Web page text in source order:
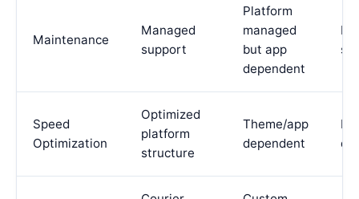
Maintenance
Managed
support
Platform
managed
but app
dependent
Speed
Optimization
Optimized
platform
structure
Theme/app
dependent